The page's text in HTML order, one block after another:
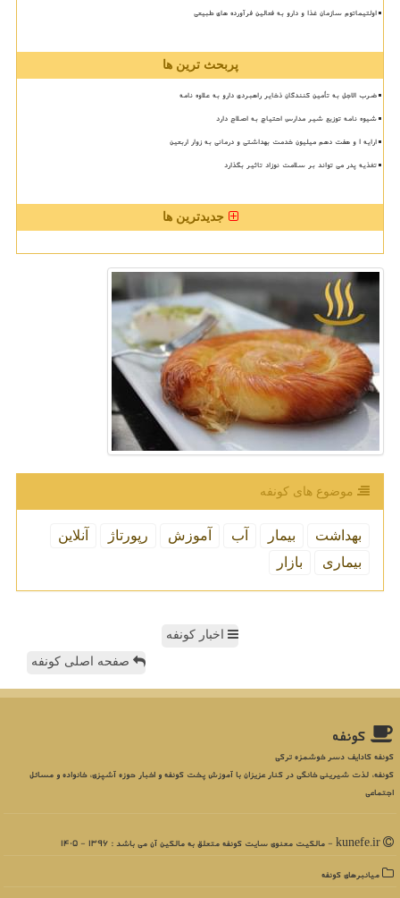
اولتیماتوم سازمان غذا و دارو به فعالین فرآورده های طبیعی
پربحث ترین ها
ضرب الاجل به تأمین کنندگان ذخایر راهبردی دارو به علاوه نامه
شیوه نامه توزیع شیر مدارس احتیاج به اصلاح دارد
ارایه ۱ و هفت دهم میلیون خدمت بهداشتی و درمانی به زوار اربعین
تغذیه پدر می تواند بر سلامت نوزاد تاثیر بگذارد
جدیدترین ها
موضوع های كونفه
بهداشت بیمار آب آموزش رپورتاژ
آنلاین
بیماری
بازار
اخبار کونفه
صفحه اصلی کونفه
كونفه
کونفه کادایف دسر خوشمزه ترکی
کونفه، لذت شیرینی خانگی در کنار عزیزان با آموزش پخت کونفه و اخبار حوزه آشپزی، خانواده و مسائل
اجتماعی
میانبرهای كونفه